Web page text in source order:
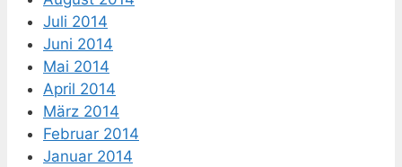
Juli 2014
Juni 2014
Mai 2014
April 2014
März 2014
Februar 2014
Januar 2014